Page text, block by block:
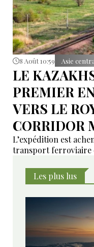
8 Août 10:59 Asie
LE
PREMIER
VERS LE
CORRIDOR
L’expédition est
transport ferroviaire
Les plus lus